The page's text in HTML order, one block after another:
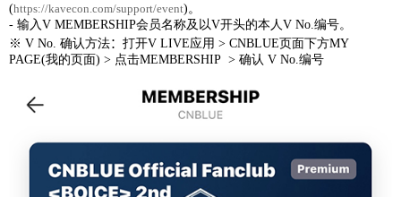
(https://kavecon.com/support/event) 。
- 输入 V MEMBERSHIP会员名称及以V开头的本人 V No. 编号。
※ V No. 确认方法： 打开V LIVE应用 > CNBLUE页面下方MY
PAGE(我的页面) > 点击MEMBERSHIP > 确认 V No. 编号